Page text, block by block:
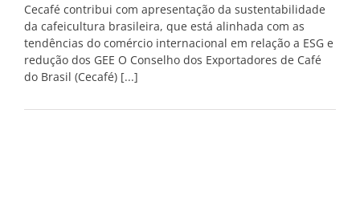
Cecafé contribui com apresentação da sustentabilidade
da cafeicultura brasileira, que está alinhada com as
tendências do comércio internacional em relação a ESG e
redução dos GEE O Conselho dos Exportadores de Café
do Brasil (Cecafé) [...]